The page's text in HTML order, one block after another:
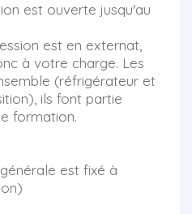
est ouverte jusqu'au
est en externat,
à votre charge. Les
(réfrigérateur et
ils font partie
formation.
est fixé à